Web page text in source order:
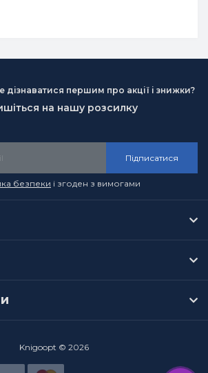
дізнаватися першим про акції і знижки?
на нашу розсилку
Підписатися
безпеки і згоден з вимогами
Knigoopt © 2026